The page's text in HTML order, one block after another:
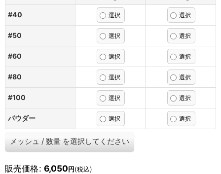
#40
#50
#60
#80
#100
パウダー
メッシュ / 数量 を選択してください
販売価格: 6,050円(税込)